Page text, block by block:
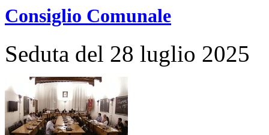
Consiglio Comunale
Seduta del 28 luglio 2025